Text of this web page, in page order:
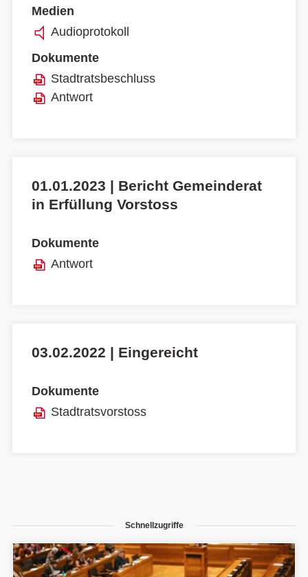
Medien
Audioprotokoll
Dokumente
Stadtratsbeschluss
Antwort
01.01.2023 | Bericht Gemeinderat
in Erfüllung Vorstoss
Dokumente
Antwort
03.02.2022 | Eingereicht
Dokumente
Stadtratsvorstoss
Schnellzugriffe